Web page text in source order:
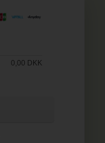
0,00 DKK